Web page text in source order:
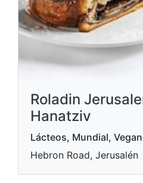
Roladin
Hanatziv
Lácteos, Mundial,
Hebron Road, Jerusalén